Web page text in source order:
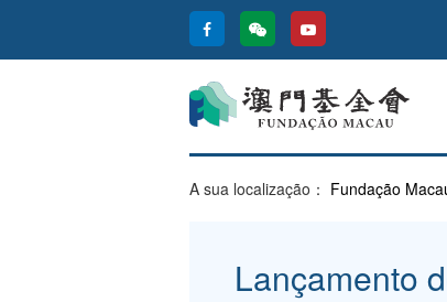
A sua localização： Fundação
Lançamento